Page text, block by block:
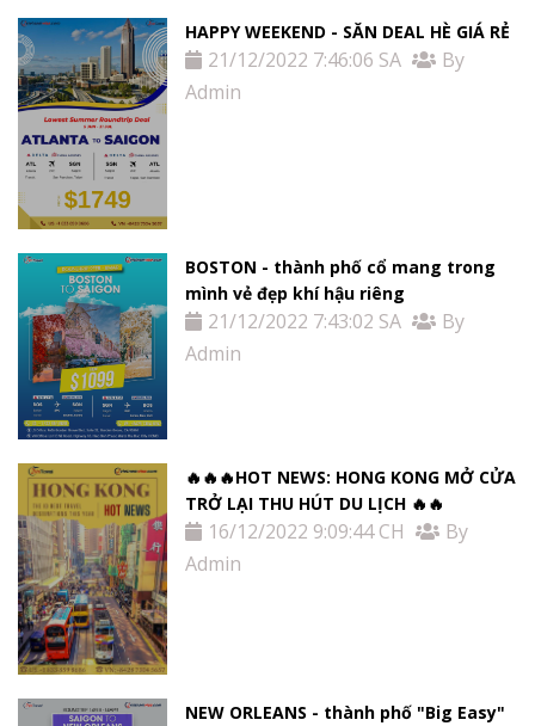
HAPPY WEEKEND - SĂN DEAL HÈ GIÁ RẺ
21/12/2022 7:46:06 SA
By
Admin
BOSTON - thành phố cổ mang trong
mình vẻ đẹp khí hậu riêng
21/12/2022 7:43:02 SA
By
Admin
🔥🔥🔥HOT NEWS: HONG KONG MỞ CỬA
TRỞ LẠI THU HÚT DU LỊCH 🔥🔥
16/12/2022 9:09:44 CH
By
Admin
NEW ORLEANS - thành phố "Big Easy"